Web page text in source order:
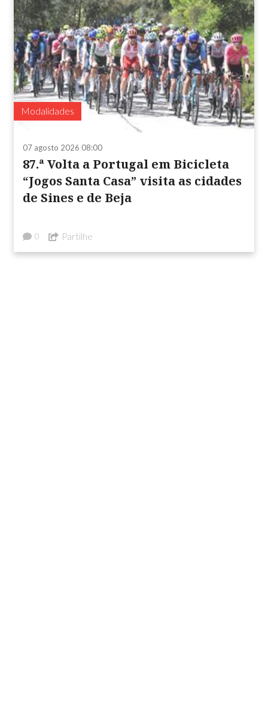
Modalidades
07 agosto 2026 08:00
87.ª Volta a Portugal em Bicicleta
“Jogos Santa Casa” visita as cidades
de Sines e de Beja
0 Partilhe